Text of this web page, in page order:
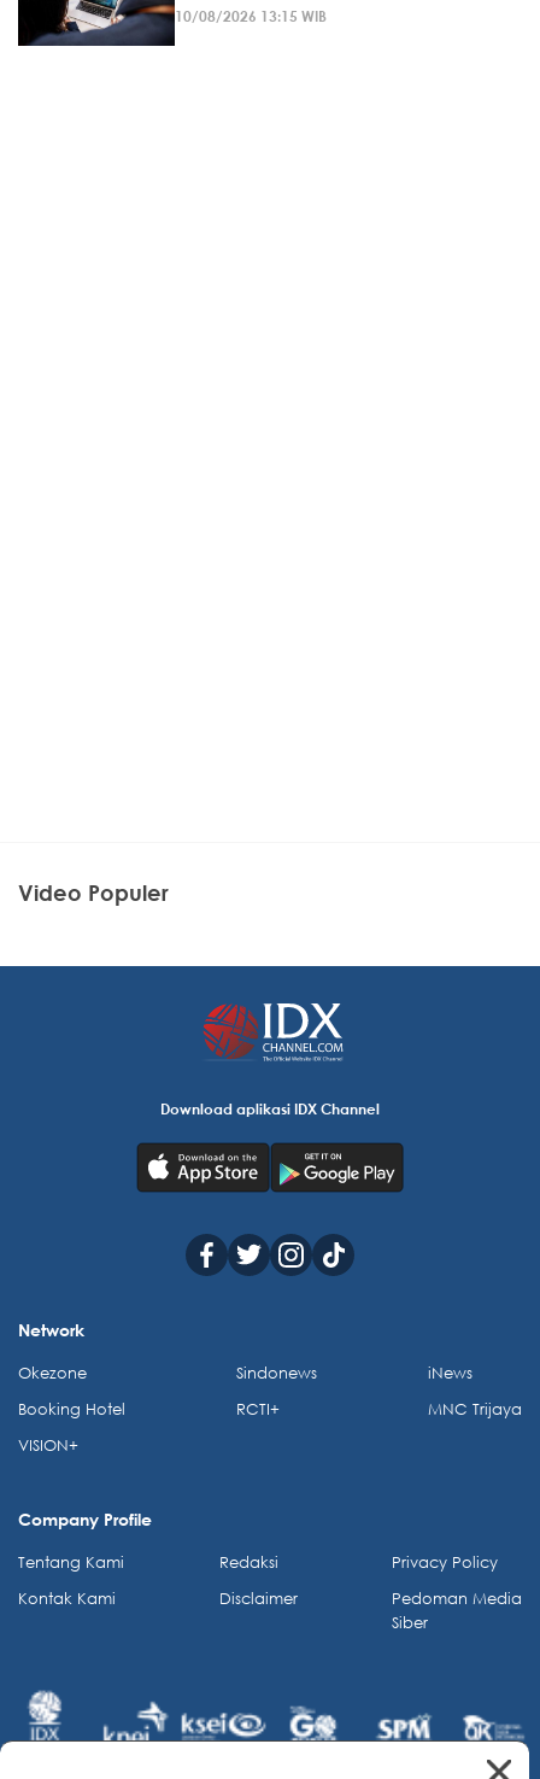
10/08/2026 13:15 WIB
Video Populer
Download aplikasi IDX Channel
Network
Okezone
Booking Hotel
VISION+
Sindonews
RCTI+
iNews
MNC Trijaya
Company Profile
Tentang Kami
Kontak Kami
Redaksi
Disclaimer
Privacy Policy
Pedoman Media
Siber